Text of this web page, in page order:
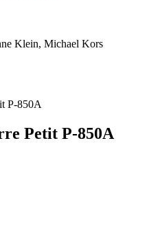
Klein, Michael Kors
P-850A
Petit P-850A